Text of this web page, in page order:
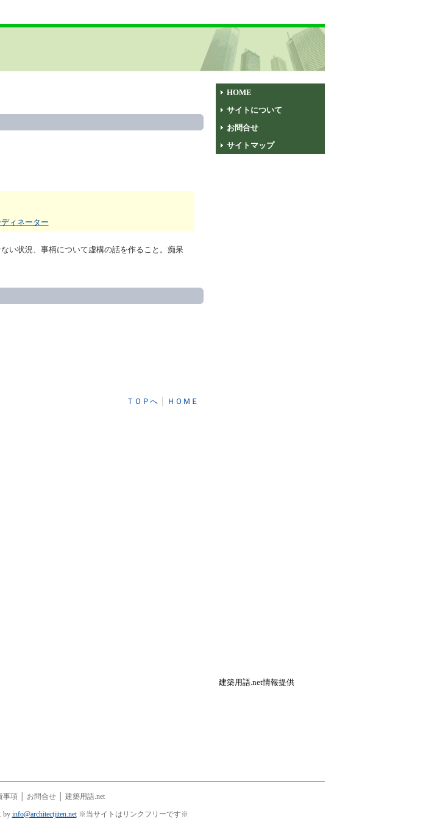
ィネーター
い状況、事柄について虚構の話を作ること。痴呆
ＴＯＰへ│ ＨＯＭＥ
HOME
サイトについて
お問合せ
サイトマップ
建築用語.net情報提供
事項 お問合せ 建築用語.net
by info@architectjiten.net※当サイトはリンクフリーです※